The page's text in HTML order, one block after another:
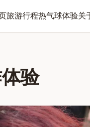
旅游行程热气球体验关
验